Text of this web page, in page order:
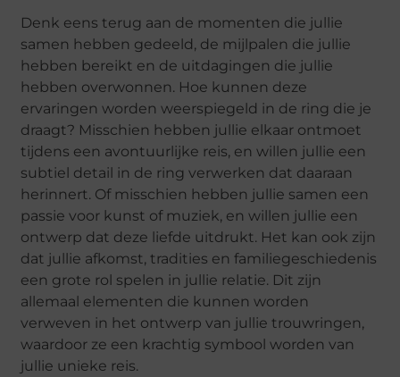
Denk eens terug aan de momenten die jullie
samen hebben gedeeld, de mijlpalen die jullie
hebben bereikt en de uitdagingen die jullie
hebben overwonnen. Hoe kunnen deze
ervaringen worden weerspiegeld in de ring die je
draagt? Misschien hebben jullie elkaar ontmoet
tijdens een avontuurlijke reis, en willen jullie een
subtiel detail in de ring verwerken dat daaraan
herinnert. Of misschien hebben jullie samen een
passie voor kunst of muziek, en willen jullie een
ontwerp dat deze liefde uitdrukt. Het kan ook zijn
dat jullie afkomst, tradities en familiegeschiedenis
een grote rol spelen in jullie relatie. Dit zijn
allemaal elementen die kunnen worden
verweven in het ontwerp van jullie trouwringen,
waardoor ze een krachtig symbool worden van
jullie unieke reis.